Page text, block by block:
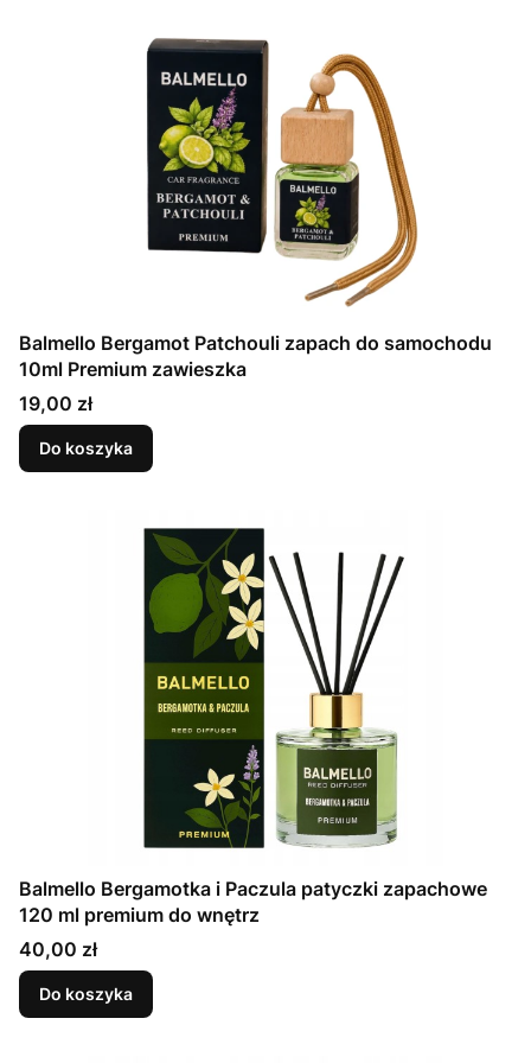
Balmello Bergamot Patchouli zapach do samochodu
10ml Premium zawieszka
Cena
19,00 zł
Do koszyka
Balmello Bergamotka i Paczula patyczki zapachowe
120 ml premium do wnętrz
Cena
40,00 zł
Do koszyka